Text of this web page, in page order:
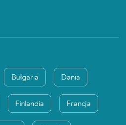
Bułgaria Dania
Finlandia Francja